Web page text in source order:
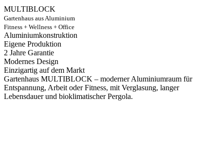
MULTIBLOCK
Gartenhaus aus Aluminium
Fitness + Wellness + Office
Aluminiumkonstruktion
Eigene Produktion
2 Jahre Garantie
Modernes Design
Einzigartig auf dem Markt
Gartenhaus MULTIBLOCK – moderner Aluminiumraum für
Entspannung, Arbeit oder Fitness, mit Verglasung, langer
Lebensdauer und bioklimatischer Pergola.